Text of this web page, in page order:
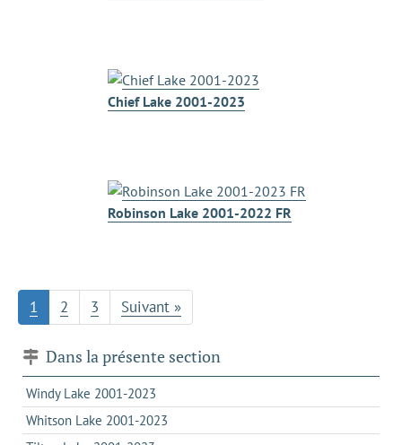
Chief Lake 2001-2023
Robinson Lake 2001-2022 FR
1 2 3 Suivant »
Dans la présente section
Windy Lake 2001-2023
Whitson Lake 2001-2023